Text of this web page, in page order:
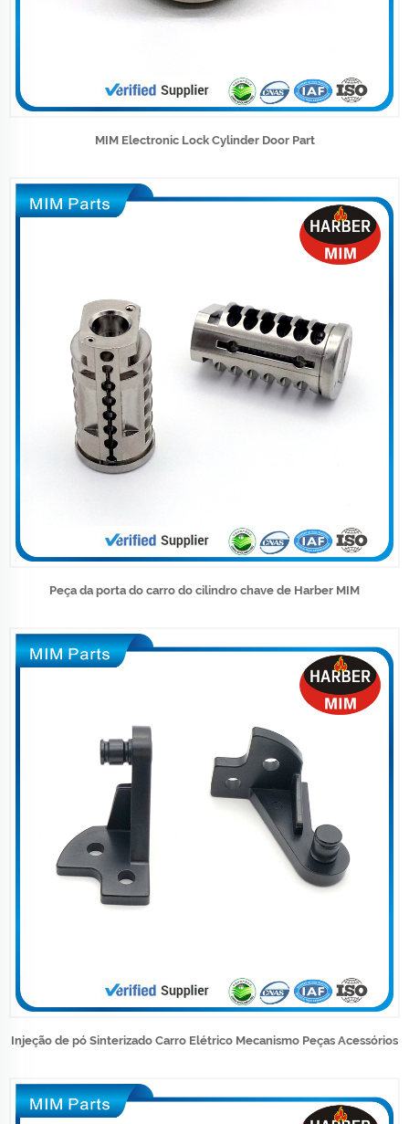
MIM Electronic Lock Cylinder Door Part
Peça da porta do carro do cilindro chave de Harber MIM
Injeção de pó Sinterizado Carro Elétrico Mecanismo Peças Acessórios